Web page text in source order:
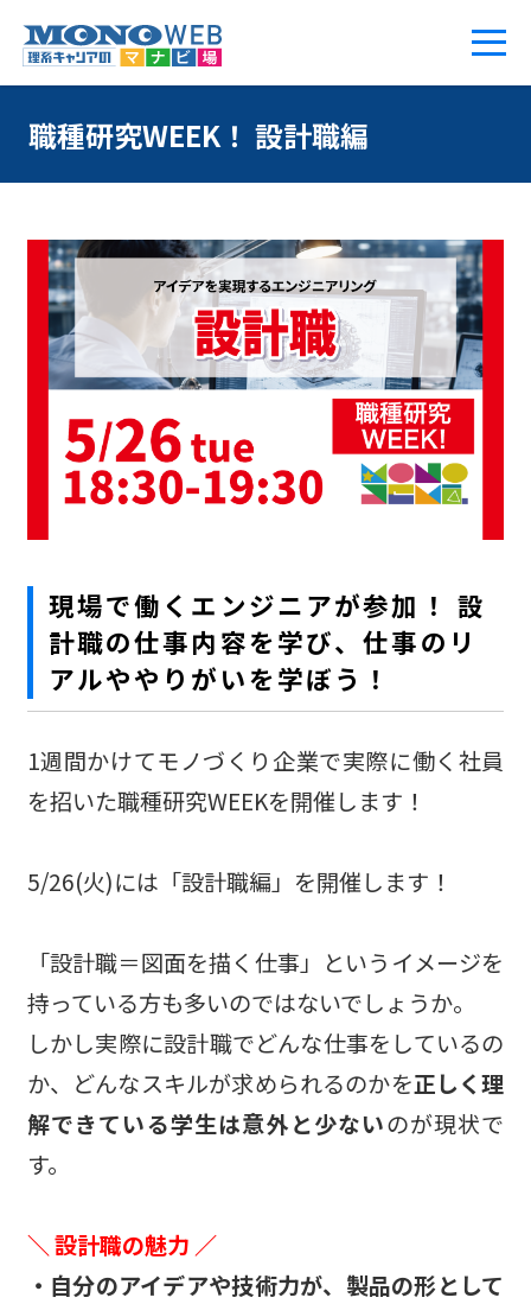
職種研究WEEK！ 設計職編
現場で働くエンジニアが参加！ 設
計職の仕事内容を学び、仕事のリ
アルややりがいを学ぼう！
1週間かけてモノづくり企業で実際に働く社員
を招いた職種研究WEEKを開催します！
5/26(火)には「設計職編」を開催します！
「設計職＝図面を描く仕事」というイメージを
持っている方も多いのではないでしょうか。
しかし実際に設計職でどんな仕事をしているの
か、どんなスキルが求められるのかを正しく理
解できている学生は意外と少ないのが現状で
す。
＼ 設計職の魅力 ／
・自分のアイデアや技術力が、製品の形として